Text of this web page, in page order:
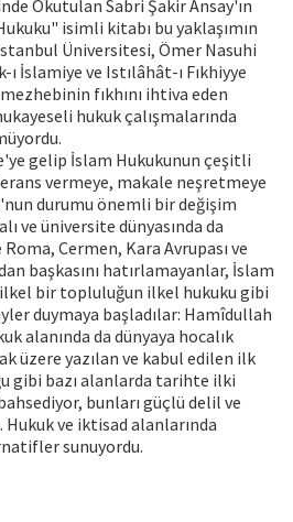
Okutulan Sabri Şakir Ansay'ın
isimli kitabı bu yaklaşımın
Üniversitesi, Ömer Nasuhi
ı İslamiye ve Istılâhât-ı Fıkhiyye
fıkhını ihtiva eden
hukuk çalışmalarında
gelip İslam Hukukunun çeşitli
vermeye, makale neşretmeye
durumu önemli bir değişim
ve üniversite dünyasında da
Cermen, Kara Avrupası ve
başkasını hatırlamayanlar, İslam
bir topluluğun ilkel hukuku gibi
duymaya başladılar: Hamîdullah
alanında da dünyaya hocalık
üzere yazılan ve kabul edilen ilk
gibi bazı alanlarda tarihte ilki
bunları güçlü delil ve
ve iktisad alanlarında
sunuyordu.